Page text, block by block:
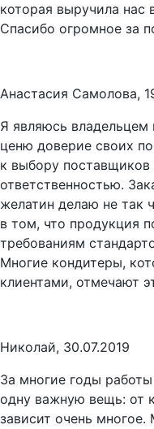
которая выручила нас
Спасибо огромное за
Анастасия Самолова,
Я являюсь владельцем
ценю доверие своих
к выбору
ответственностью.
желатин делаю не так
в том, что продукция
требованиям
Многие кондитеры,
клиентами, отмечают
Николай, 30.07.2019
За многие годы
одну важную вещь: от
зависит очень